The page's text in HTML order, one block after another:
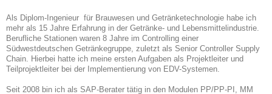
Als Diplom-Ingenieur für Brauwesen und Getränketechnologie habe ich
mehr als 15 Jahre Erfahrung in der Getränke- und Lebensmittelindustrie.
Berufliche Stationen waren 8 Jahre im Controlling einer
Südwestdeutschen Getränkegruppe, zuletzt als Senior Controller Supply
Chain. Hierbei hatte ich meine ersten Aufgaben als Projektleiter und
Teilprojektleiter bei der Implementierung von EDV-Systemen.
Seit 2008 bin ich als SAP-Berater tätig in den Modulen PP/PP-PI, MM